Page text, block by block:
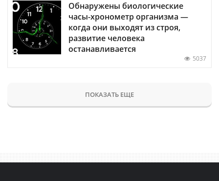
Обнаружены биологические
часы-хронометр организма —
когда они выходят из строя,
развитие человека
останавливается
5037
ПОКАЗАТЬ ЕЩЕ